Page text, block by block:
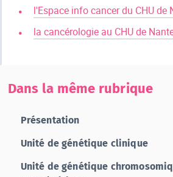
l'Espace info cancer du CHU de
la cancérologie au CHU de
Dans la même rubrique
Présentation
Unité de génétique clinique
Unité de génétique